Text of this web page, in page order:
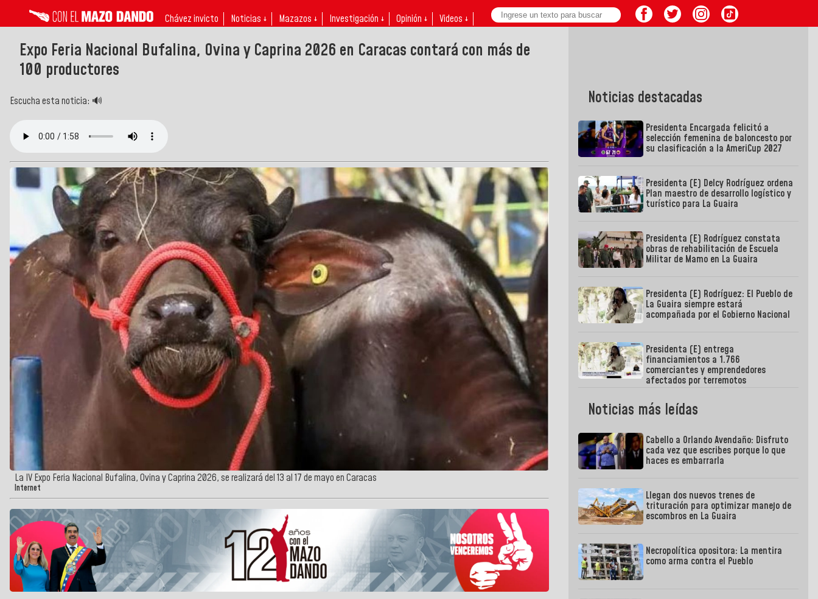
Chávez invicto Noticias ↓ Mazazos ↓ Investigación ↓ Opinión ↓ Videos ↓
Expo Feria Nacional Bufalina, Ovina y Caprina 2026 en Caracas contará con más de
100 productores
Escucha esta noticia: 🔊
La IV Expo Feria Nacional Bufalina, Ovina y Caprina 2026, se realizará del 13 al 17 de mayo en Caracas
Internet
Noticias destacadas
Presidenta Encargada felicitó a
selección femenina de baloncesto por
su clasificación a la AmeriCup 2027
Presidenta (E) Delcy Rodríguez ordena
Plan maestro de desarrollo logístico y
turístico para La Guaira
Presidenta (E) Rodríguez constata
obras de rehabilitación de Escuela
Militar de Mamo en La Guaira
Presidenta (E) Rodríguez: El Pueblo de
La Guaira siempre estará
acompañada por el Gobierno Nacional
Presidenta (E) entrega
financiamientos a 1.766
comerciantes y emprendedores
afectados por terremotos
Noticias más leídas
Cabello a Orlando Avendaño: Disfruto
cada vez que escribes porque lo que
haces es embarrarla
Llegan dos nuevos trenes de
trituración para optimizar manejo de
escombros en La Guaira
Necropolítica opositora: La mentira
como arma contra el Pueblo